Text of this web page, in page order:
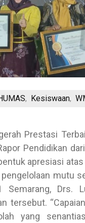
, Kesiswaan,
Prestasi
Pendidikan
apresiasi
mutu
Drs.
tersebut.
yang